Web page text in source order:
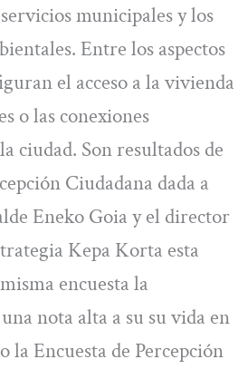
municipales y los
Entre los aspectos
el acceso a la vivienda
o las conexiones
ciudad. Son resultados de
Ciudadana dada a
Eneko Goia y el director
Kepa Korta esta
encuesta la
nota alta a su su vida en
la Encuesta de Percepción